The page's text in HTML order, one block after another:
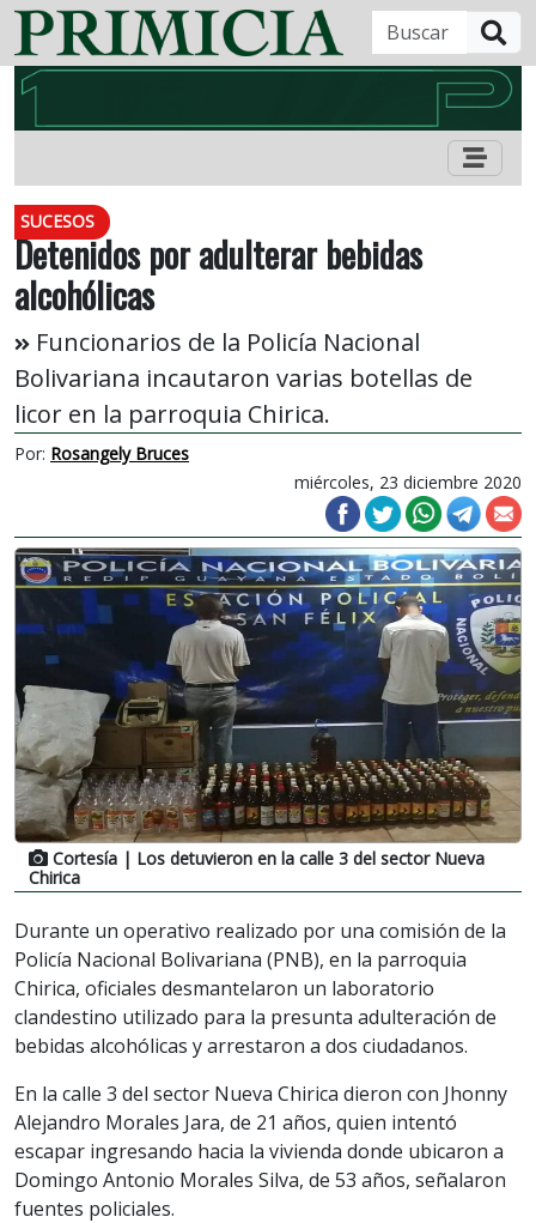
SUCESOS
Detenidos por adulterar bebidas
alcohólicas
Funcionarios de la Policía Nacional
Bolivariana incautaron varias botellas de
licor en la parroquia Chirica.
Por: Rosangely Bruces
miércoles, 23 diciembre 2020
Cortesía | Los detuvieron en la calle 3 del sector Nueva
Chirica
Durante un operativo realizado por una comisión de la
Policía Nacional Bolivariana (PNB), en la parroquia
Chirica, oficiales desmantelaron un laboratorio
clandestino utilizado para la presunta adulteración de
bebidas alcohólicas y arrestaron a dos ciudadanos.
En la calle 3 del sector Nueva Chirica dieron con Jhonny
Alejandro Morales Jara, de 21 años, quien intentó
escapar ingresando hacia la vivienda donde ubicaron a
Domingo Antonio Morales Silva, de 53 años, señalaron
fuentes policiales.